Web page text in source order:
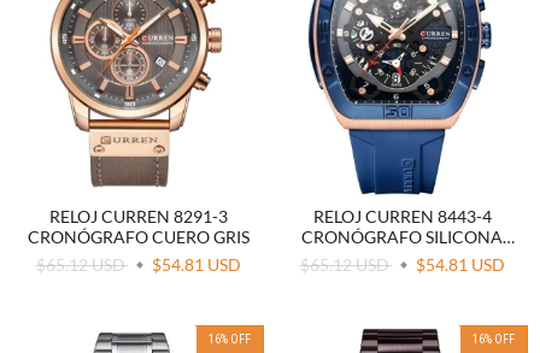
RELOJ CURREN 8291-3
CRONÓGRAFO CUERO GRIS
$65.12 USD
$54.81 USD
RELOJ CURREN 8443-4
CRONÓGRAFO SILICONA
AZUL
$65.12 USD $54.81 USD
16% OFF 16% OFF